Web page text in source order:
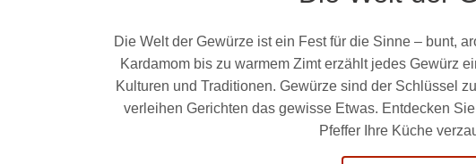
Die Welt der Gewürze ist ein Fest für die Sinne – bunt,
Kardamom bis zu warmem Zimt erzählt jedes Gewürz
Kulturen und Traditionen. Gewürze sind der Schlüssel
verleihen Gerichten das gewisse Etwas. Entdecken
Pfeffer Ihre Küche